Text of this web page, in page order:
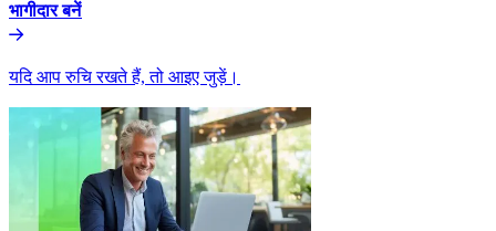
भागीदार बनें​​
यदि आप रुचि रखते हैं, तो आइए जुड़ें।​​